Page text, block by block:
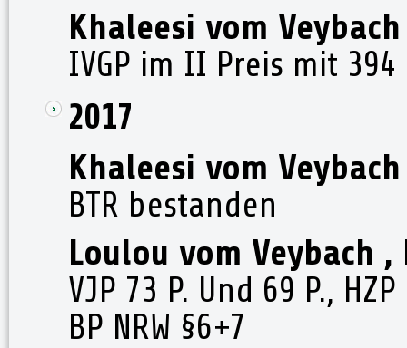
Khaleesi vom Veybach
IVGP im II Preis mit
2017
Khaleesi vom
BTR bestanden
Loulou vom Veybach ,
VJP 73 P. Und 69 P.,
BP NRW §6+7